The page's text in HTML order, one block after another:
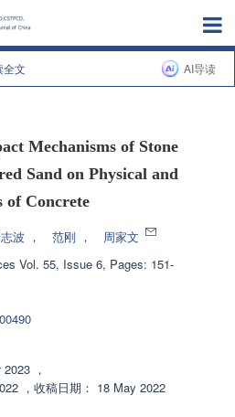
全文 AI导读
Mechanisms of Stone
Sand on Physical and
of Concrete
波 ， 范刚 ，
周家文
Vol. 55, Issue 6, Pages: 151-
2023 ，
， 收稿日期： 18 May 2022